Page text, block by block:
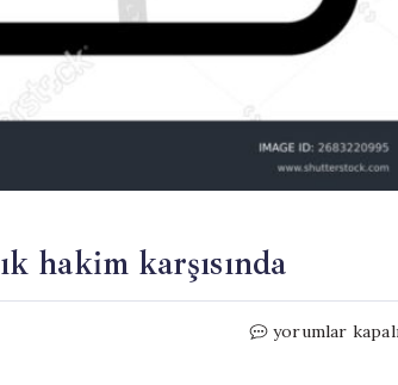
hakim karşısında
İmamoğlu
yorumlar